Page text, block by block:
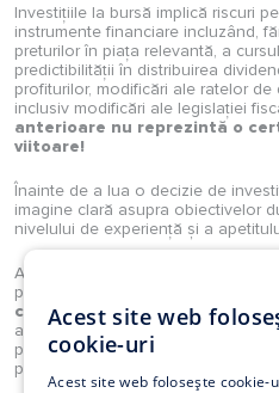
Investițiile la bursă implică riscuri
instrumente financiare incluzând,
preturilor în piața relevantă, a
predictibilității în distribuirea
profiturilor, modificări ale ratelor
inclusiv modificări ale legislației
anterioare nu reprezintă o
viitoare!
Înainte de a lua o decizie de
imagine clară asupra obiectivelor
nivelului de experiență și a
Analizele, studiile, opiniile, știrile,
puse la dispoziție de Investimental
constituie recomandări de
a acestora sau a oricărui tip de
portalului Investimental sunt strict
prealabil și explicit al unui
Acest site web
cookie-uri
Acest site web folosește cookie-